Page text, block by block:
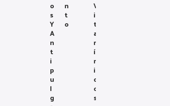
O
S
Y
A
N
T
I
P
U
L
G
N
T
O
V
I
T
A
M
Í
N
I
C
O
S